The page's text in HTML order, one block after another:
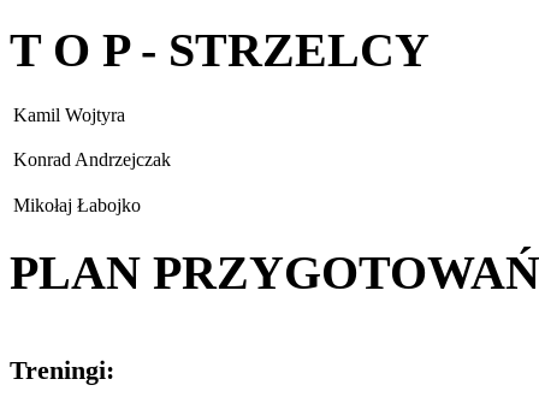
T O P - STRZELCY
Kamil Wojtyra
Konrad Andrzejczak
Mikołaj Łabojko
PLAN PRZYGOTOWAŃ
Treningi: